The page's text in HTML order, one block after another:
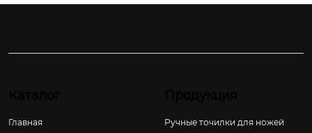
Главная
Ручные точилки для ножей